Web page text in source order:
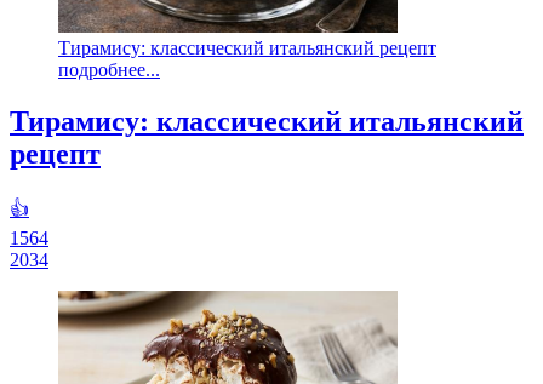
Тирамису: классический итальянский рецепт
подробнее...
Тирамису: классический итальянский
рецепт
👍
1564
2034